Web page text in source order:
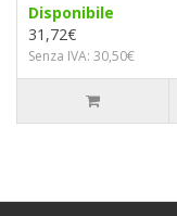
Disponibile
31,72€
Senza IVA: 30,50€